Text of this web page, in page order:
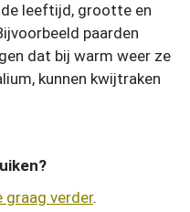
de leeftijd, grootte en
paarden
dat bij warm weer ze
kunnen kwijtraken
graag verder.